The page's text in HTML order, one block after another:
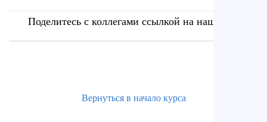
Поделитесь с коллегами ссылкой на наш сайт
Вернуться в начало курса